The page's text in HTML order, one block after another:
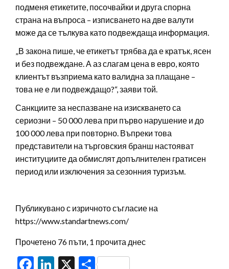
подменя етикетите, посочвайки и друга спорна
страна на въпроса – изписването на две валути
може да се тълкува като подвеждаща информация.
„В закона пише, че етикетът трябва да е кратък, ясен
и без подвеждане. А аз слагам цена в евро, която
клиентът възприема като валидна за плащане –
това не е ли подвеждащо?“, заяви той.
Санкциите за неспазване на изискването са
сериозни – 50 000 лева при първо нарушение и до
100 000 лева при повторно. Въпреки това
представители на търговския бранш настояват
институциите да обмислят допълнителен гратисен
период или изключения за сезонния туризъм.
Публикувано с изричното съгласие на
https://www.standartnews.com/
Прочетено 76 пъти, 1 прочита днес
Facebook
LinkedIn
X Share